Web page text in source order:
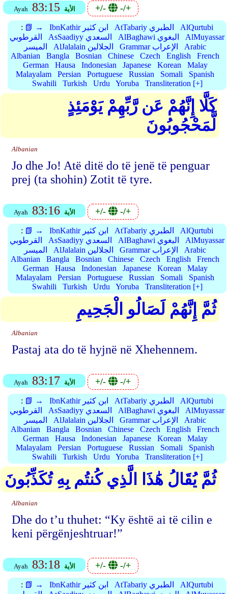
Ayah 83:15 الأية +/- -/+
: 📗 → IbnKathir ابن كثير AtTabariy الطبري
AlQurtubi
القرطوبي
AsSaadiyy السعدي AlBaghawi البغوي
AlMuyassar
الميسر
AlJalalain الجلالين Grammar الإعراب
Arabic
Albanian
Bangla Bosnian Chinese Czech English
French
German
Hausa Indonesian Japanese Korean
Malay
Malayalam
Persian Portuguese Russian Somali
Spanish
Swahili
Turkish Urdu Yoruba Transliteration [+]
كَلَّا إِنَّهُمْ عَن رَّبِّهِمْ يَوْمَئِذٍ
لَّمَحْجُوبُونَ
Albanian
Jo dhe Jo! Atë ditë do të jenë të penguar
prej (ta shohin) Zotit të tyre.
Ayah 83:16 الأية +/- -/+
: 📗 → IbnKathir ابن كثير AtTabariy الطبري
AlQurtubi
القرطوبي
AsSaadiyy السعدي AlBaghawi البغوي
AlMuyassar
الميسر
AlJalalain الجلالين Grammar الإعراب
Arabic
Albanian
Bangla Bosnian Chinese Czech English
French
German
Hausa Indonesian Japanese Korean
Malay
Malayalam
Persian Portuguese Russian Somali
Spanish
Swahili
Turkish Urdu Yoruba Transliteration [+]
ثُمَّ إِنَّهُمْ لَصَالُو الْجَحِيمِ
Albanian
Pastaj ata do të hyjnë në Xhehennem.
Ayah 83:17 الأية +/- -/+
: 📗 → IbnKathir ابن كثير AtTabariy الطبري
AlQurtubi
القرطوبي
AsSaadiyy السعدي AlBaghawi البغوي
AlMuyassar
الميسر
AlJalalain الجلالين Grammar الإعراب
Arabic
Albanian
Bangla Bosnian Chinese Czech English
French
German
Hausa Indonesian Japanese Korean
Malay
Malayalam
Persian Portuguese Russian Somali
Spanish
Swahili
Turkish Urdu Yoruba Transliteration [+]
ثُمَّ يُقَالُ هَٰذَا الَّذِي كُنتُم بِهِ تُكَذِّبُونَ
Albanian
Dhe do t’u thuhet: “Ky është ai të cilin e
keni përgënjeshtruar!”
Ayah 83:18 الأية +/- -/+
: 📗 → IbnKathir ابن كثير AtTabariy الطبري
AlQurtubi